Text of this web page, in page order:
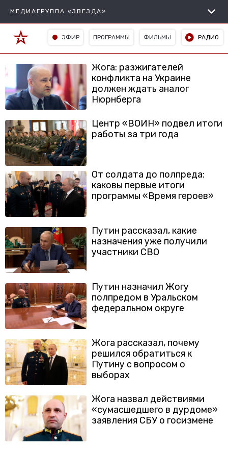
МЕДИАГРУППА «ЗВЕЗДА»
ЭФИР ПРОГРАММЫ ФИЛЬМЫ РАДИО
Жога: разжигателей
конфликта на Украине
должен ждать аналог
Нюрнберга
Центр «ВОИН» подвел итоги
работы за три года
От солдата до полпреда:
каковы первые итоги
программы «Время героев»
Путин рассказал, какие
назначения уже получили
участники СВО
Путин назначил Жогу
полпредом в Уральском
федеральном округе
Жога рассказал, почему
решился обратиться к
Путину с вопросом о
выборах
Жога назвал действиями
«сумасшедшего в дурдоме»
заявления СБУ о госизмене